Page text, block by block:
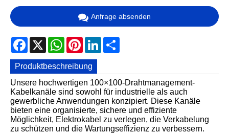
Anfrage absenden
Facebook
X WhatsApp
PinterestLinkedIn
Produktbeschreibung
Unsere hochwertigen 100×100-Drahtmanagement-
Kabelkanäle sind sowohl für industrielle als auch
gewerbliche Anwendungen konzipiert. Diese Kanäle
bieten eine organisierte, sichere und effiziente
Möglichkeit, Elektrokabel zu verlegen, die Verkabelung
zu schützen und die Wartungseffizienz zu verbessern.